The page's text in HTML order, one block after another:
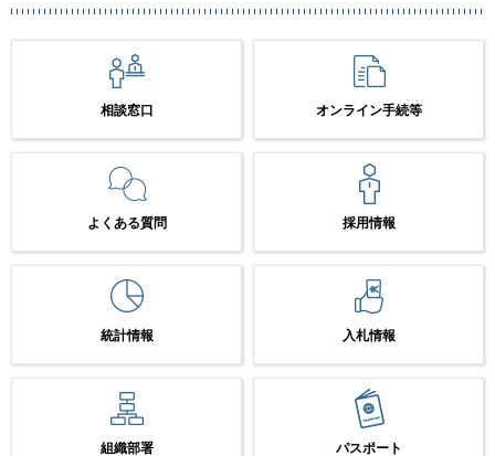
相談窓口 オンライン手続等
よくある質問 採用情報
統計情報 入札情報
組織部署 パスポート